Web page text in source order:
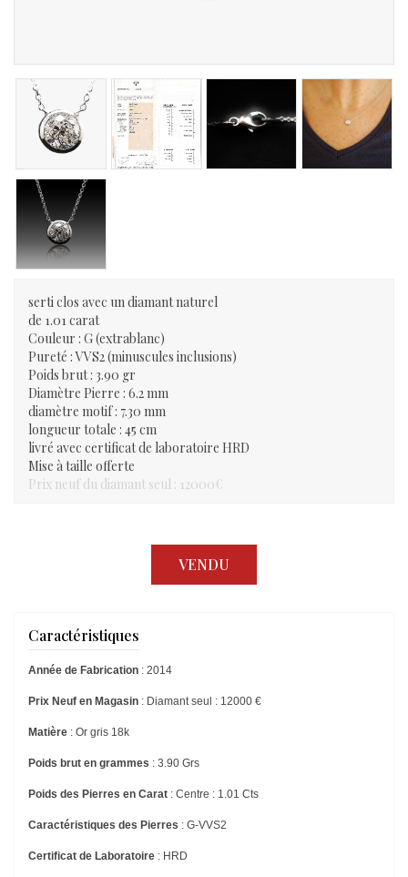
serti clos avec un diamant naturel
de 1.01 carat
Couleur : G (extrablanc)
Pureté : VVS2 (minuscules inclusions)
Poids brut : 3.90 gr
Diamètre Pierre : 6.2 mm
diamètre motif : 7.30 mm
longueur totale : 45 cm
livré avec certificat de laboratoire HRD
Mise à taille offerte
Prix neuf du diamant seul : 12000€
VENDU
Caractéristiques
Année de Fabrication : 2014
Prix Neuf en Magasin : Diamant seul : 12000 €
Matière : Or gris 18k
Poids brut en grammes : 3.90 Grs
Poids des Pierres en Carat : Centre : 1.01 Cts
Caractéristiques des Pierres : G-VVS2
Certificat de Laboratoire : HRD